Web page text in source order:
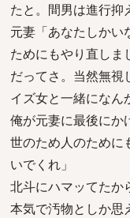
たと。間男は進行抑
元妻「あなたしかい
ためにもやり直しま
だってさ。当然無視
イズ女と一緒になん
俺が元妻に最後にか
世のため人のために
いでくれ」
北斗にハマッてたか
本気で汚物としか思